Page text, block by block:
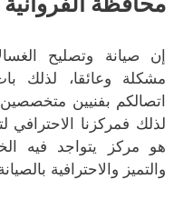
إن صيانة وتصليح
مشكلة وعائقا، لذلك
اتصالكم بفنيين
لذلك فمركزنا الاحترافي
هو مركز يتواجد فيه
والتميز والاحترافية